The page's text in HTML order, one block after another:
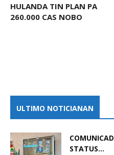
HULANDA TIN PLAN PA
260.000 CAS NOBO
ULTIMO NOTICIANAN
STATUS...